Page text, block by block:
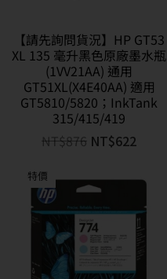
【請先詢問貨況】HP GT53
XL 135 毫升黑色原廠墨水瓶
(1VV21AA) 通用
GT51XL(X4E40AA) 適用
GT5810/5820；InkTank
315/415/419
NT$876 NT$622
特價